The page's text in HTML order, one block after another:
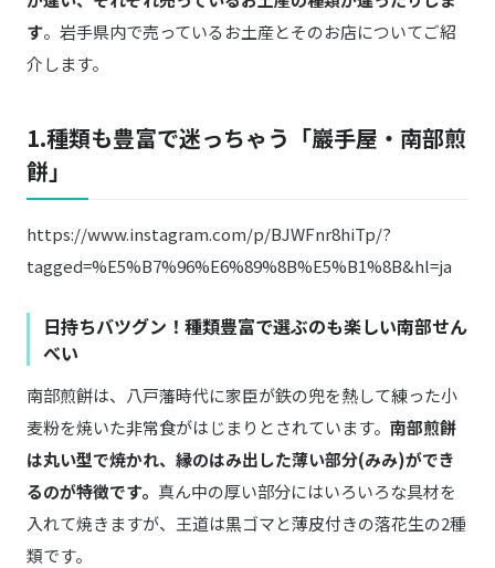
す。岩手県内で売っているお土産とそのお店についてご紹
介します。
1.種類も豊富で迷っちゃう「巖手屋・南部煎
餅」
https://www.instagram.com/p/BJWFnr8hiTp/?
tagged=%E5%B7%96%E6%89%8B%E5%B1%8B&hl=ja
日持ちバツグン！種類豊富で選ぶのも楽しい南部せん
べい
南部煎餅は、八戸藩時代に家臣が鉄の兜を熱して練った小
麦粉を焼いた非常食がはじまりとされています。 南部煎餅
は丸い型で焼かれ、縁のはみ出した薄い部分(みみ)ができ
るのが特徴です。 真ん中の厚い部分にはいろいろな具材を
入れて焼きますが、王道は黒ゴマと薄皮付きの落花生の2種
類です。